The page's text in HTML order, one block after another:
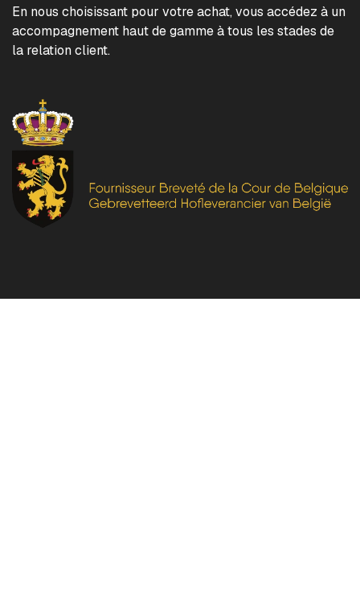
En nous choisissant pour votre achat, vous accédez à un
accompagnement haut de gamme à tous les stades de
la relation client.